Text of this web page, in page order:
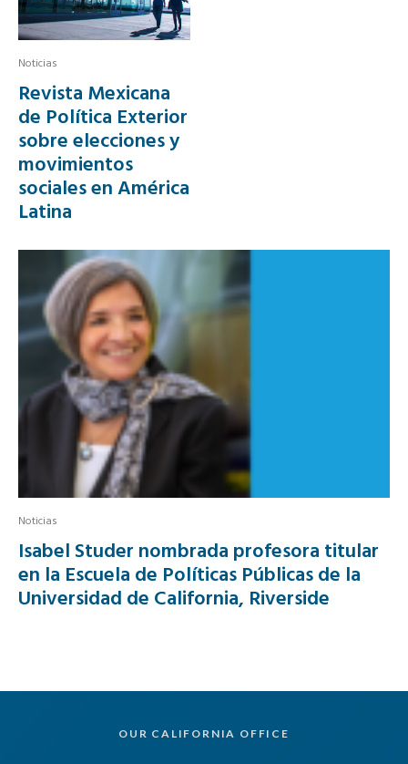
Noticias
Revista Mexicana
de Política Exterior
sobre elecciones y
movimientos
sociales en América
Latina
Noticias
Isabel Studer nombrada profesora titular
en la Escuela de Políticas Públicas de la
Universidad de California, Riverside
OUR CALIFORNIA OFFICE